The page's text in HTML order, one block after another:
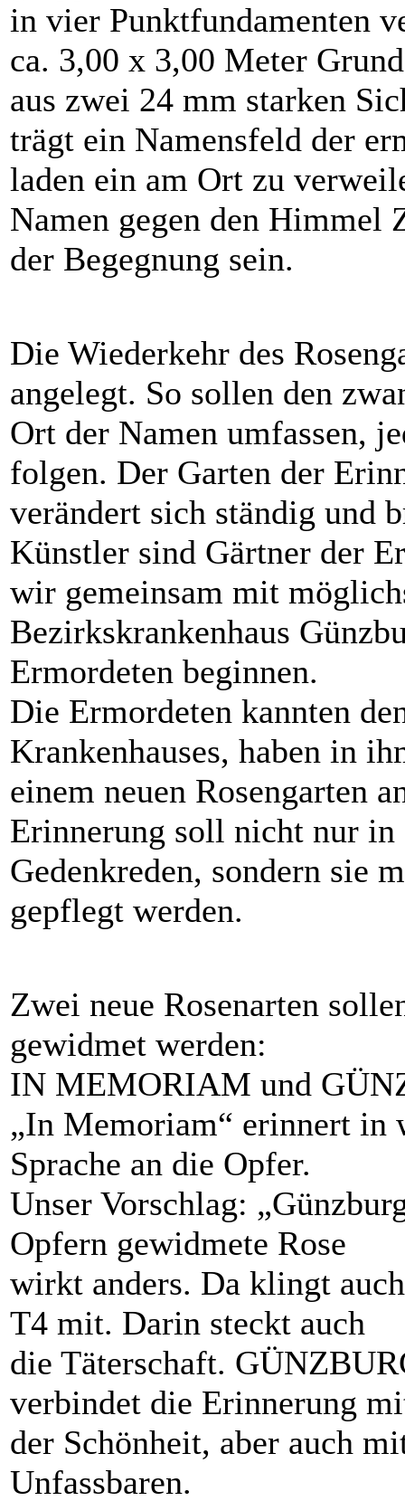
in vier Punktfundamenten
ca. 3,00 x 3,00 Meter
aus zwei 24 mm starken
trägt ein Namensfeld der
laden ein am Ort zu
Namen gegen den Himmel
der Begegnung sein.
Die Wiederkehr des
angelegt. So sollen den
Ort der Namen umfassen,
folgen. Der Garten der
verändert sich ständig und
Künstler sind Gärtner der
wir gemeinsam mit
Bezirkskrankenhaus
Ermordeten beginnen.
Die Ermordeten kannten
Krankenhauses, haben in
einem neuen Rosengarten
Erinnerung soll nicht nur in
Gedenkreden, sondern sie
gepflegt werden.
Zwei neue Rosenarten
gewidmet werden:
IN MEMORIAM und
„In Memoriam“ erinnert in
Sprache an die Opfer.
Unser Vorschlag:
Opfern gewidmete Rose
wirkt anders. Da klingt
T4 mit. Darin steckt auch
die Täterschaft.
verbindet die Erinnerung
der Schönheit, aber auch
Unfassbaren.